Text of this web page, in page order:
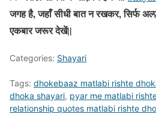
जगह है, जहाँ सीधी बात न रखकर, सिर्फ
एकबार जरूर देखें||
Categories: Shayari
Tags: dhokebaaz matlabi rishte
dhoka shayari, pyar me matlabi
relationship quotes matlabi rishte